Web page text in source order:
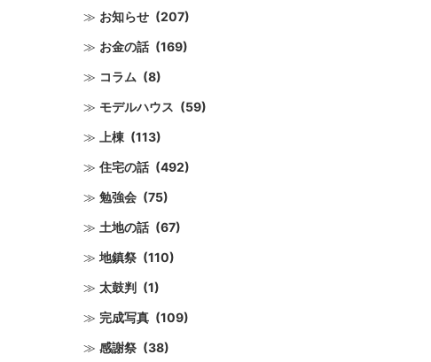
お知らせ (207)
お金の話 (169)
コラム (8)
モデルハウス (59)
上棟 (113)
住宅の話 (492)
勉強会 (75)
土地の話 (67)
地鎮祭 (110)
太鼓判 (1)
完成写真 (109)
感謝祭 (38)